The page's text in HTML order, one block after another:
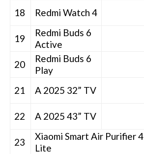
18
Redmi Watch 4
19
Redmi Buds 6
Active
20
Redmi Buds 6
Play
21
A 2025 32” TV
22
A 2025 43” TV
23
Xiaomi Smart Air Purifier 4
Lite